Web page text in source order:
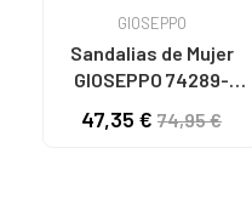
GIOSEPPO
Sandalias de Mujer
GIOSEPPO 74289-
47,35 € 74,95 €